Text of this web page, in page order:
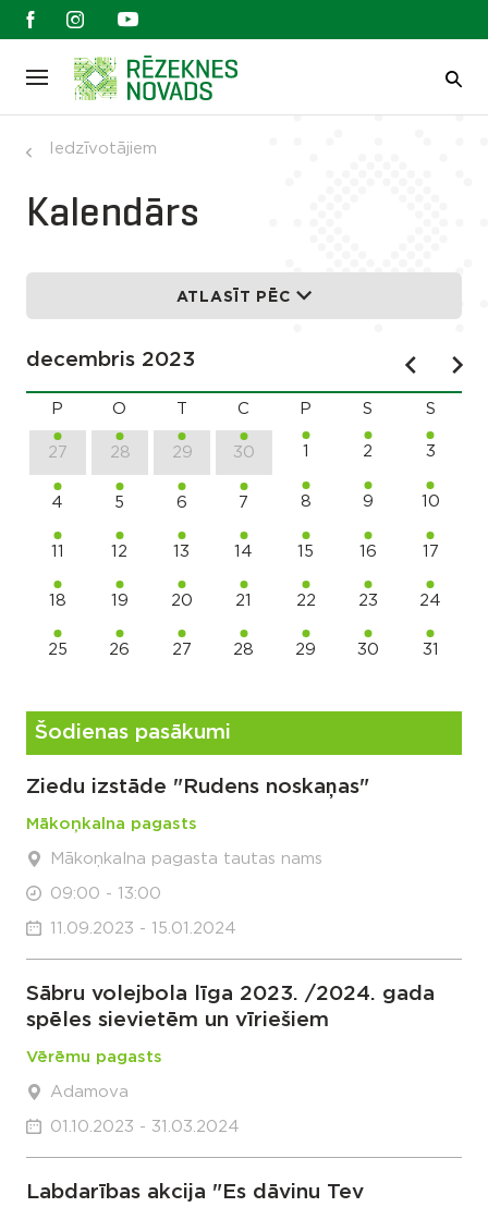
Iedzīvotājiem
Kalendārs
ATLASĪT PĒC
decembris 2023
P O C P S S
27 28 29 30 1 2 3
4 5 6 7 8 9 10
11 12 13 14 15 16 17
18 19 20 21 22 23 24
25 26 27 28 29 30 31
Šodienas pasākumi
Ziedu izstāde "Rudens noskaņas"
Mākoņkalna pagasts
Mākoņkalna pagasta tautas nams
09:00 - 13:00
11.09.2023 - 15.01.2024
Sābru volejbola līga 2023. /2024. gada
spēles sievietēm un vīriešiem
Vērēmu pagasts
Adamova
01.10.2023 - 31.03.2024
Labdarības akcija "Es dāvinu Tev